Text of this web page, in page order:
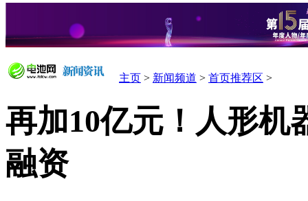
主页 > 新闻频道 > 首页推荐区 >
再加10亿元！人形机
融资